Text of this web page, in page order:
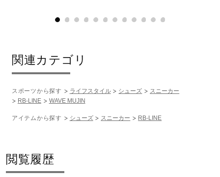
関連カテゴリ
スポーツから探す ライフスタイル シューズ
スニーカー
RB-LINE
WAVE MUJIN
アイテムから探す シューズ スニーカー RB-LINE
閲覧履歴